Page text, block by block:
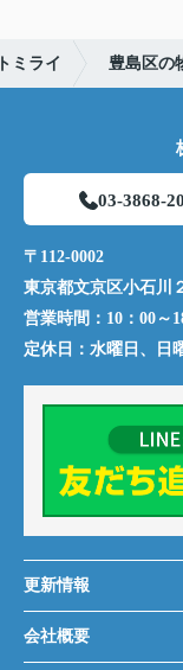
ミライ 豊島区の
03-3868-
〒112-0002
東京都文京区小石川
営業時間： 10：00～
定休日： 水曜日、日
更新情報
会社概要